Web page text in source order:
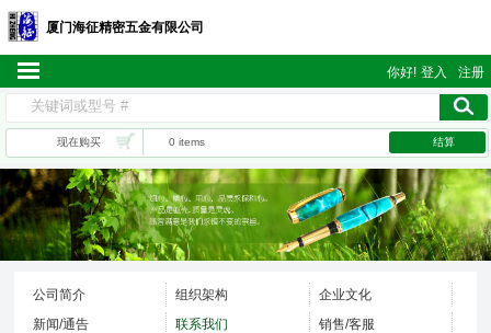
厦门海征精密五金有限公司
你好! 登入 注册
现在购买 0 items 结算
公司简介 组织架构
企业文化
新闻/通告
联系我们 销售/客服